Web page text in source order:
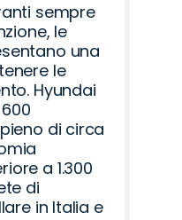
sempre
le
una
le
Hyundai
di circa
a 1.300
di
in Italia e